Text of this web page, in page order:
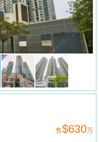
售$630万